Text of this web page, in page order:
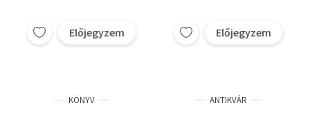
Előjegyzem Előjegyzem
KÖNYV ANTIKVÁR